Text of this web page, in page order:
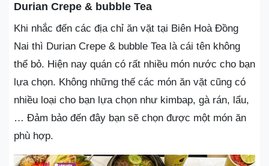
Durian Crepe & bubble Tea
Khi nhắc đến các địa chỉ ăn vặt tại Biên Hoà Đồng
Nai thì Durian Crepe & bubble Tea là cái tên không
thể bỏ. Hiện nay quán có rất nhiều món nước cho bạn
lựa chọn. Không những thế các món ăn vặt cũng có
nhiều loại cho bạn lựa chọn như kimbap, gà rán, lẩu,
… Đảm bảo đến đây bạn sẽ chọn được một món ăn
phù hợp.